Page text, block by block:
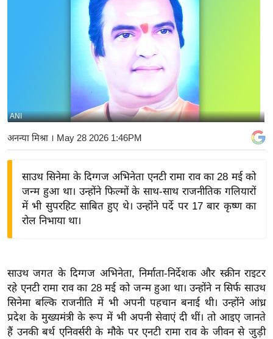
बि
ज़
ने
द्यो
वि
शे
ष
ज्ञ
ANI
अनन्या मिश्रा । May 28 2026 1:46PM
साउथ सिनेमा के दिग्गज अभिनेता एनटी रामा राव का 28 मई को
जन्म हुआ था। उन्होंने फिल्मों के साथ-साथ राजनीतिक गलियारों
में भी सुपरहिट साबित हुए थे। उन्होंने पर्दे पर 17 बार कृष्ण का
रोल निभाया था।
साउथ जगत के दिग्गज अभिनेता, निर्माता-निर्देशक और स्क्रीन राइटर
रहे एनटी रामा राव का 28 मई को जन्म हुआ था। उन्होंने न सिर्फ साउथ
सिनेमा बल्कि राजनीति में भी अपनी पहचान बनाई थी। उन्होंने आंध्र
प्रदेश के मुख्यमंत्री के रूप में भी अपनी सेवाएं दी थीं। तो आइए जानते
हैं उनकी बर्थ एनिवर्सरी के मौके पर एनटी रामा राव के जीवन से जुड़ी